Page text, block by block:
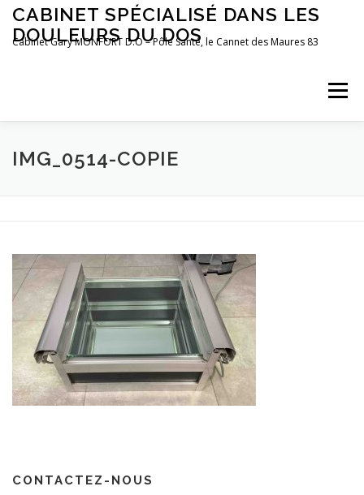
Aller
contenu
CABINET SPÉCIALISÉ DANS LES
DOULEURS DU DOS
Cabinet Gary MONFORT D.O – Pôle Santé, le Cannet des Maures 83
Menu
LE CABINET OSTÉOPATHIE
IMG_0514-COPIE
CONTACTEZ-NOUS